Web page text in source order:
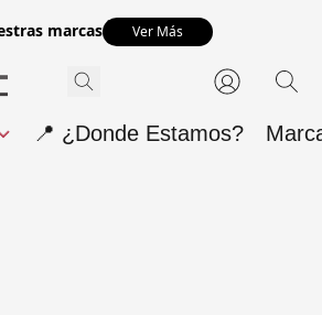
marcas Ver Más
📍 ¿Donde Estamos?